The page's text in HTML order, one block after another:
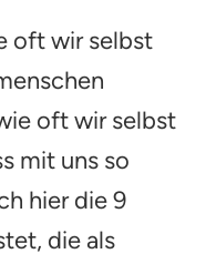
oft wir selbst
oft wir selbst
mit uns so
hier die 9
die als